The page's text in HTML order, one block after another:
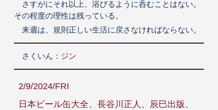
さすがにそれ以上、浴びるように呑むことはない。
その程度の理性は残っている。
来週は、規則正しい生活に戻さなければならない。
さくいん： ジン
2/9/2024/FRI
日本ビール缶大全、長谷川正人、辰巳出版、